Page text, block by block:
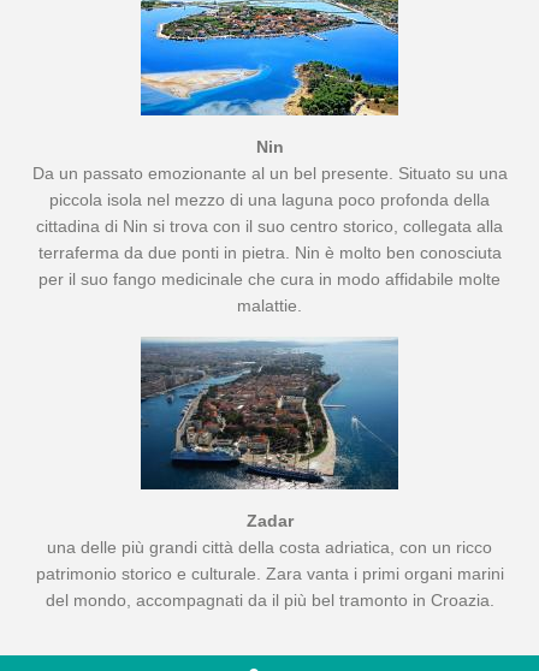
Nin
Da un passato emozionante al un bel presente. Situato su una
piccola isola nel mezzo di una laguna poco profonda della
cittadina di Nin si trova con il suo centro storico, collegata alla
terraferma da due ponti in pietra. Nin è molto ben conosciuta
per il suo fango medicinale che cura in modo affidabile molte
malattie.
Zadar
una delle più grandi città della costa adriatica, con un ricco
patrimonio storico e culturale. Zara vanta i primi organi marini
del mondo, accompagnati da il più bel tramonto in Croazia.